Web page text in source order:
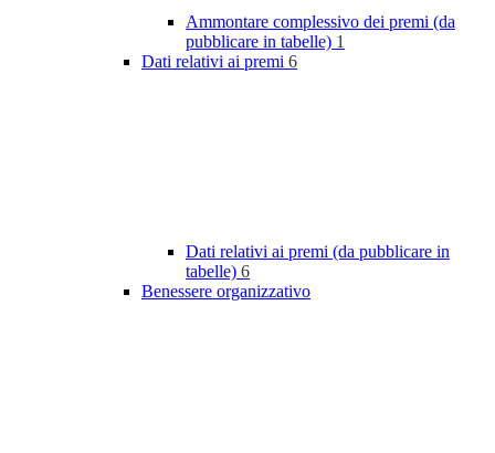
Ammontare complessivo dei premi (da
pubblicare in tabelle) 1
Dati relativi ai premi 6
Dati relativi ai premi (da pubblicare in
tabelle) 6
Benessere organizzativo